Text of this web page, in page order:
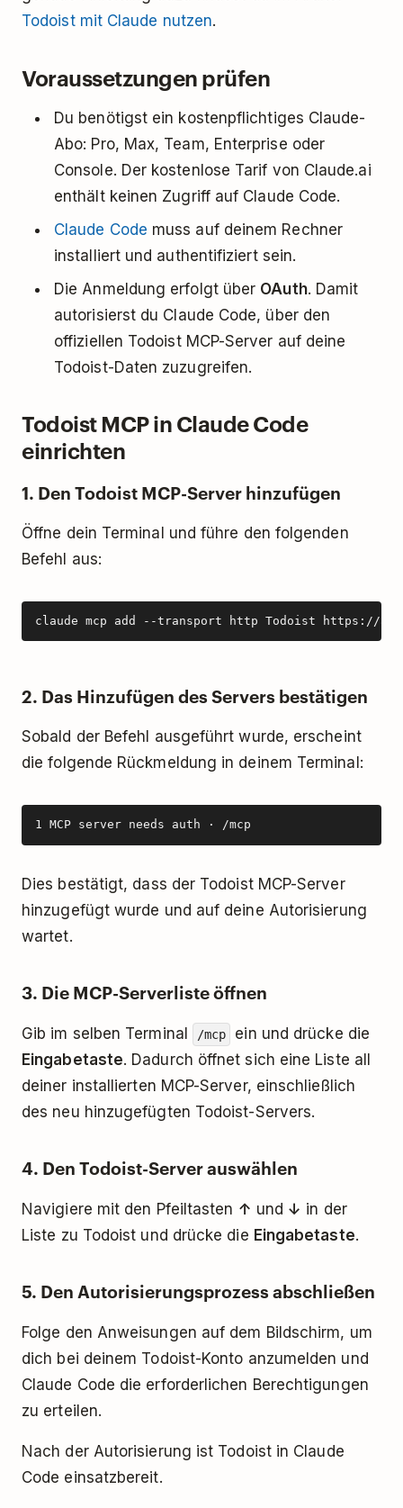
Todoist mit Claude nutzen.
Voraussetzungen prüfen
Du benötigst ein kostenpflichtiges Claude-
Abo: Pro, Max, Team, Enterprise oder
Console. Der kostenlose Tarif von Claude.ai
enthält keinen Zugriff auf Claude Code.
Claude Code muss auf deinem Rechner
installiert und authentifiziert sein.
Die Anmeldung erfolgt über OAuth. Damit
autorisierst du Claude Code, über den
offiziellen Todoist MCP-Server auf deine
Todoist-Daten zuzugreifen.
Todoist MCP in Claude Code
einrichten
1. Den Todoist MCP-Server hinzufügen
Öffne dein Terminal und führe den folgenden
Befehl aus:
claude mcp add --transport http Todoist https://
2. Das Hinzufügen des Servers bestätigen
Sobald der Befehl ausgeführt wurde, erscheint
die folgende Rückmeldung in deinem Terminal:
1 MCP server needs auth · /mcp
Dies bestätigt, dass der Todoist MCP-Server
hinzugefügt wurde und auf deine Autorisierung
wartet.
3. Die MCP-Serverliste öffnen
Gib im selben Terminal /mcp
ein und drücke die
Eingabetaste. Dadurch öffnet sich eine Liste all
deiner installierten MCP-Server, einschließlich
des neu hinzugefügten Todoist-Servers.
4. Den Todoist-Server auswählen
Navigiere mit den Pfeiltasten ↑ und ↓ in der
Liste zu Todoist und drücke die Eingabetaste.
5. Den Autorisierungsprozess abschließen
Folge den Anweisungen auf dem Bildschirm, um
dich bei deinem Todoist-Konto anzumelden und
Claude Code die erforderlichen Berechtigungen
zu erteilen.
Nach der Autorisierung ist Todoist in Claude
Code einsatzbereit.